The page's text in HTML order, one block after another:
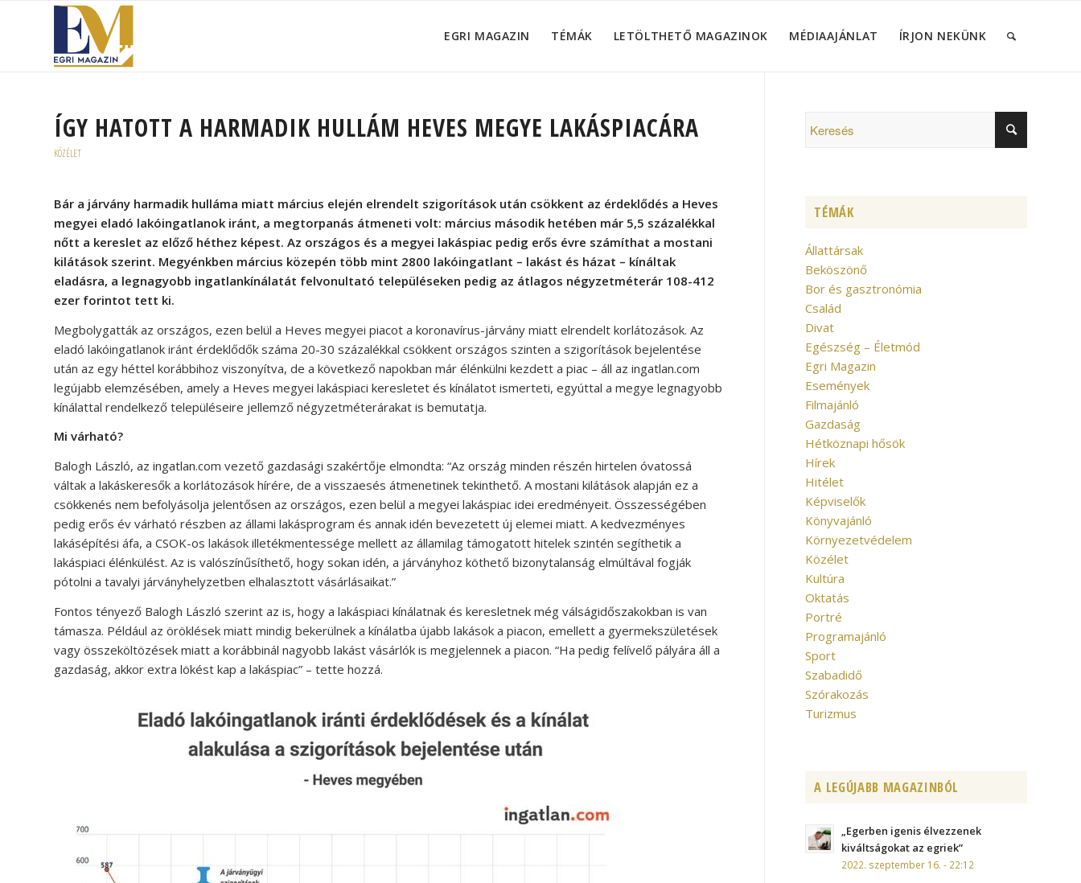
EGRI MAGAZIN TÉMÁK LETÖLTHETŐ MAGAZINOK MÉDIAAJÁNLAT ÍRJON NEKÜNK
ÍGY HATOTT A HARMADIK HULLÁM HEVES MEGYE LAKÁSPIACÁRA
KÖZÉLET
Bár a járvány harmadik hulláma miatt március elején elrendelt szigorítások után csökkent az érdeklődés a Heves
megyei eladó lakóingatlanok iránt, a megtorpanás átmeneti volt: március második hetében már 5,5 százalékkal
nőtt a kereslet az előző héthez képest. Az országos és a megyei lakáspiac pedig erős évre számíthat a mostani
kilátások szerint. Megyénkben március közepén több mint 2800 lakóingatlant – lakást és házat – kínáltak
eladásra, a legnagyobb ingatlankínálatát felvonultató településeken pedig az átlagos négyzetméterár 108-412
ezer forintot tett ki.
Megbolygatták az országos, ezen belül a Heves megyei piacot a koronavírus-járvány miatt elrendelt korlátozások. Az
eladó lakóingatlanok iránt érdeklődők száma 20-30 százalékkal csökkent országos szinten a szigorítások bejelentése
után az egy héttel korábbihoz viszonyítva, de a következő napokban már élénkülni kezdett a piac – áll az ingatlan.com
legújabb elemzésében, amely a Heves megyei lakáspiaci keresletet és kínálatot ismerteti, egyúttal a megye legnagyobb
kínálattal rendelkező településeire jellemző négyzetméterárakat is bemutatja.
Mi várható?
Balogh László, az ingatlan.com vezető gazdasági szakértője elmondta: “Az ország minden részén hirtelen óvatossá
váltak a lakáskeresők a korlátozások hírére, de a visszaesés átmenetinek tekinthető. A mostani kilátások alapján ez a
csökkenés nem befolyásolja jelentősen az országos, ezen belül a megyei lakáspiac idei eredményeit. Összességében
pedig erős év várható részben az állami lakásprogram és annak idén bevezetett új elemei miatt. A kedvezményes
lakásépítési áfa, a CSOK-os lakások illetékmentessége mellett az államilag támogatott hitelek szintén segíthetik a
lakáspiaci élénkülést. Az is valószínűsíthető, hogy sokan idén, a járványhoz köthető bizonytalanság elmúltával fogják
pótolni a tavalyi járványhelyzetben elhalasztott vásárlásaikat.”
Fontos tényező Balogh László szerint az is, hogy a lakáspiaci kínálatnak és keresletnek még válságidőszakokban is van
támasza. Például az öröklések miatt mindig bekerülnek a kínálatba újabb lakások a piacon, emellett a gyermekszületések
vagy összeköltözések miatt a korábbinál nagyobb lakást vásárlók is megjelennek a piacon. “Ha pedig felívelő pályára áll a
gazdaság, akkor extra lökést kap a lakáspiac” – tette hozzá.
TÉMÁK
Állattársak
Beköszönő
Bor és gasztronómia
Család
Divat
Egészség – Életmód
Egri Magazin
Események
Filmajánló
Gazdaság
Hétköznapi hősök
Hírek
Hitélet
Képviselők
Könyvajánló
Környezetvédelem
Közélet
Kultúra
Oktatás
Portré
Programajánló
Sport
Szabadidő
Szórakozás
Turizmus
A LEGÚJABB MAGAZINBÓL
„Egerben igenis élvezzenek
kiváltságokat az egriek”
2022. szeptember 16. - 22:12